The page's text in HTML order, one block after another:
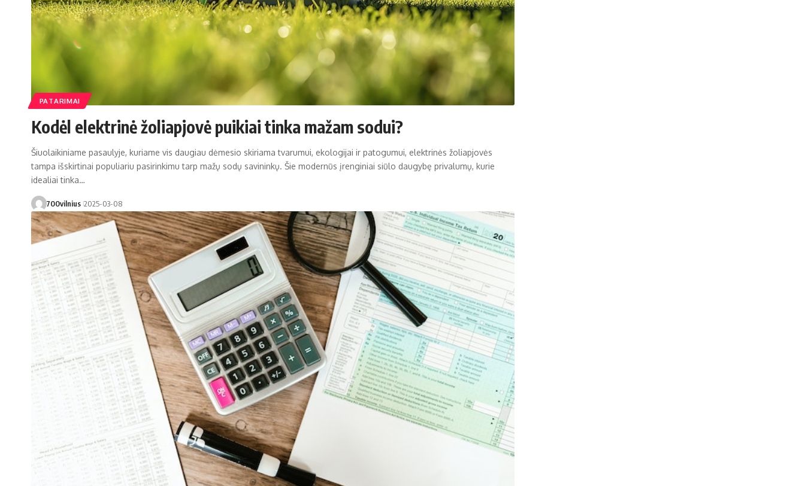
PATARIMAI
Kodėl elektrinė žoliapjovė puikiai tinka mažam sodui?
Šiuolaikiniame pasaulyje, kuriame vis daugiau dėmesio skiriama tvarumui, ekologijai ir patogumui, elektrinės žoliapjovės
tampa išskirtinai populiariu pasirinkimu tarp mažų sodų savininkų. Šie modernūs įrenginiai siūlo daugybę privalumų, kurie
idealiai tinka…
700vilnius 2025-03-08